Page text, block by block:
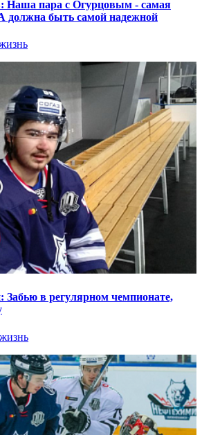
Наша пара с Огурцовым - самая
должна быть самой надежной
в регулярном чемпионате,